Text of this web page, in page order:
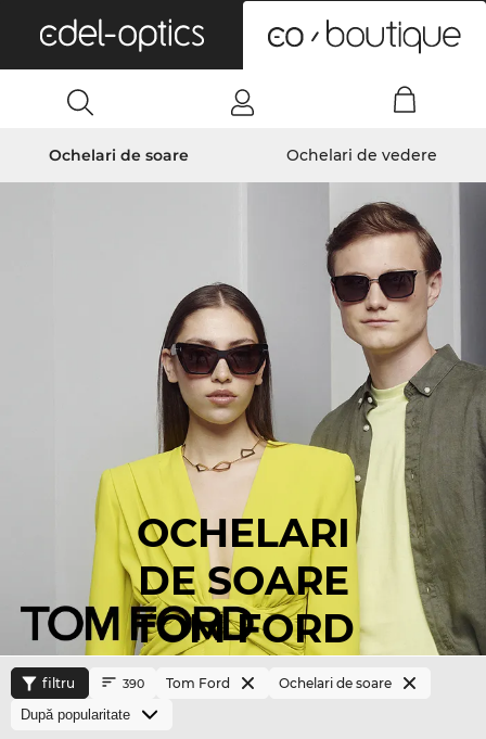
Ochelari de soare Ochelari de vedere
OCHELARI
DE SOARE
TOM FORD
filtru 390 Tom Ford Ochelari de soare